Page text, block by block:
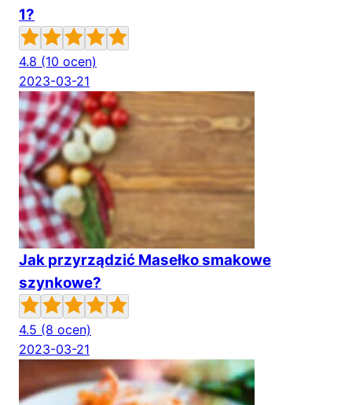
1?
4.8 (10 ocen)
2023-03-21
Jak przyrządzić Masełko smakowe
szynkowe?
4.5 (8 ocen)
2023-03-21